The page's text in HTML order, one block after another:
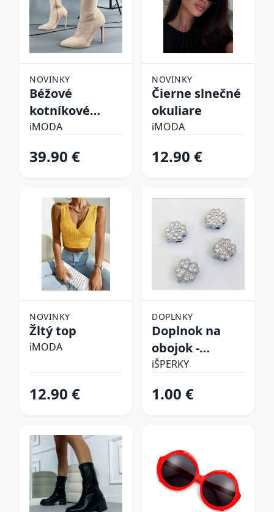
NOVINKY
Béžové
kotníkové
čižmy
iMODA
39.90 €
NOVINKY
Čierne slnečné
okuliare
iMODA
12.90 €
NOVINKY
Žltý top
iMODA
12.90 €
DOPLNKY
Doplnok na
obojok -
Štvorlístok
iŠPERKY
1.00 €